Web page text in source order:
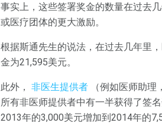
事实上，这些签署奖金的数量在过去
或医疗团体的更大激励。
根据斯通先生的说法，在过去几年里
金为21,595美元。
此外， 非医生提供者 （例如医师助
所有非医师提供者中有一半获得了签
2013年的3,000美元增加到2014年的